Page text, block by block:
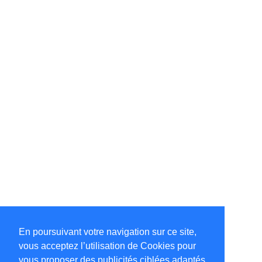
En poursuivant votre navigation sur ce site,
vous acceptez l’utilisation de Cookies pour